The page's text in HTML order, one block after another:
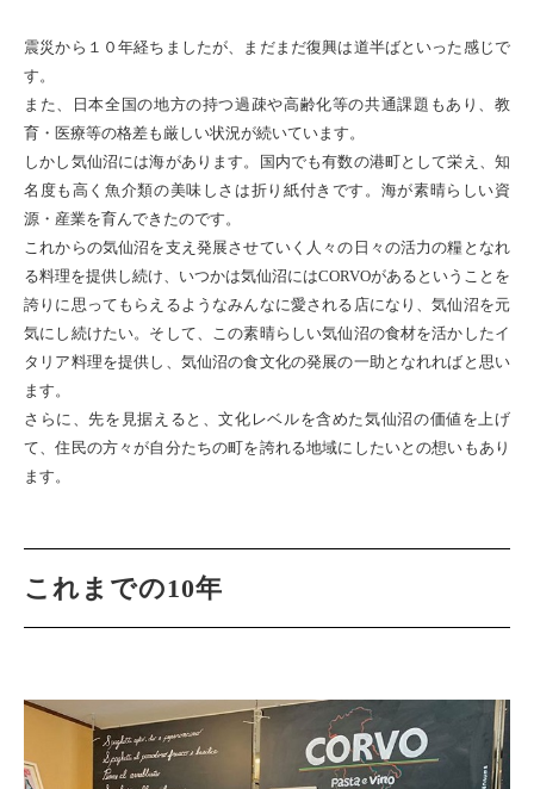
震災から１０年経ちましたが、まだまだ復興は道半ばといった感じで
す。
また、日本全国の地方の持つ過疎や高齢化等の共通課題もあり、教
育・医療等の格差も厳しい状況が続いています。
しかし気仙沼には海があります。国内でも有数の港町として栄え、知
名度も高く魚介類の美味しさは折り紙付きです。海が素晴らしい資
源・産業を育んできたのです。
これからの気仙沼を支え発展させていく人々の日々の活力の糧となれ
る料理を提供し続け、いつかは気仙沼にはCORVOがあるということを
誇りに思ってもらえるようなみんなに愛される店になり、気仙沼を元
気にし続けたい。そして、この素晴らしい気仙沼の食材を活かしたイ
タリア料理を提供し、気仙沼の食文化の発展の一助となれればと思い
ます。
さらに、先を見据えると、文化レベルを含めた気仙沼の価値を上げ
て、住民の方々が自分たちの町を誇れる地域にしたいとの想いもあり
ます。
これまでの10年